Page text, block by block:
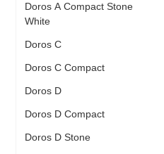
Doros A Compact Stone
White
Doros C
Doros C Compact
Doros D
Doros D Compact
Doros D Stone